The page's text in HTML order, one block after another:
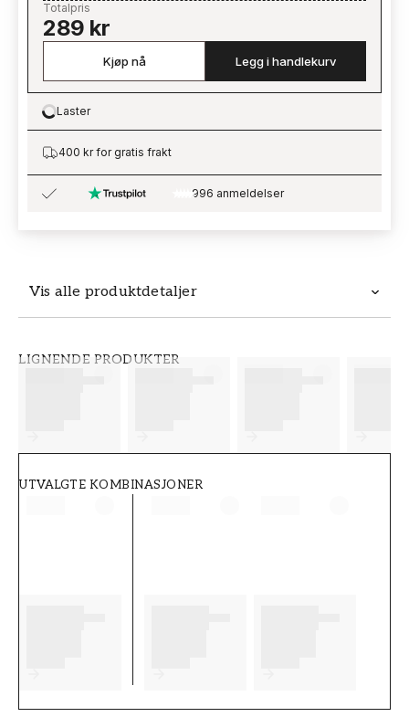
Vis alle produktdetaljer
LIGNENDE PRODUKTER
UTVALGTE KOMBINASJONER
Totalpris
289 kr
Kjøp nå Legg i handlekurv
Loading…
Laster
400 kr for gratis frakt
996 anmeldelser